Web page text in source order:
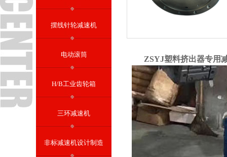
摆线针轮减速机
电动滚筒
H/B工业齿轮箱
三环减速机
非标减速机设计制造
ZSYJ塑料挤出器专用